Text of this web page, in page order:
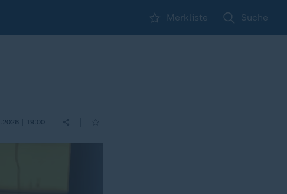
Merkliste Suche
| 19:00